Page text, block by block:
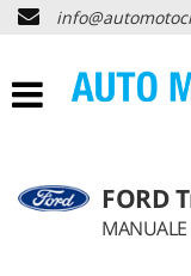
HOME
CHI SIAMO
FORD